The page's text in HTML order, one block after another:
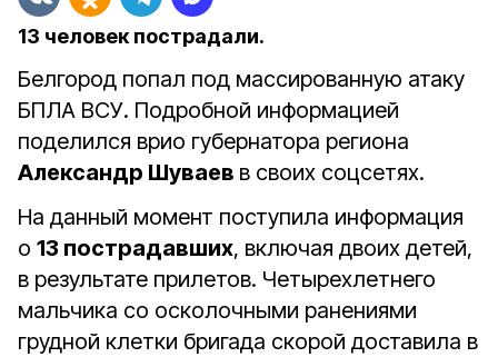
13 человек пострадали.
Белгород попал под массированную атаку
БПЛА ВСУ. Подробной информацией
поделился врио губернатора региона
Александр Шуваев в своих соцсетях.
На данный момент поступила информация
о 13 пострадавших, включая двоих детей,
в результате прилетов. Четырехлетнего
мальчика со осколочными ранениями
грудной клетки бригада скорой доставила в